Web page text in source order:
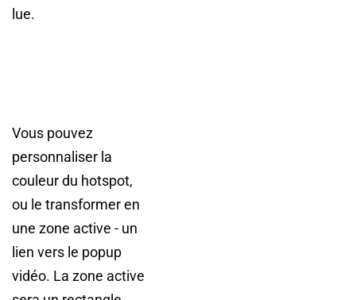
lue.
Vous pouvez
personnaliser la
couleur du hotspot,
ou le transformer en
une zone active - un
lien vers le popup
vidéo. La zone active